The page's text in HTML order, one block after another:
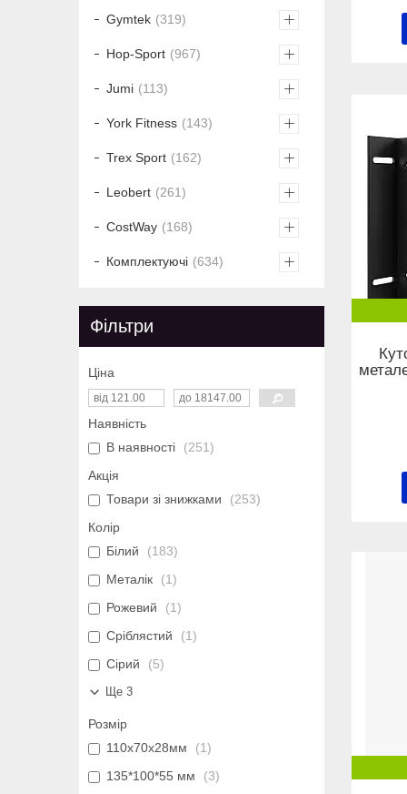
Gymtek 319
Hop-Sport 967
Jumi 113
York Fitness 143
Trex Sport 162
Leobert 261
CostWay 168
Комплектуючі 634
Фільтри
Ціна
Наявність
В наявності
251
Акція
Товари зі знижками
253
Колір
Білий
183
Металік
1
Рожевий
1
Сріблястий
1
Сірий
5
Ще 3
Розмір
110х70х28мм
1
135*100*55 мм
3